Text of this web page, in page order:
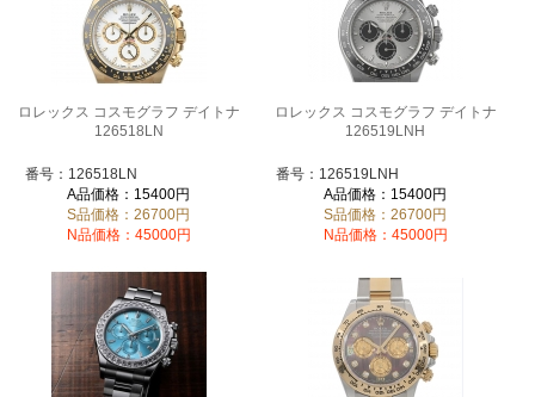
ロレックス コスモグラフ デイトナ
126518LN
番号：126518LN
A品価格：15400円
S品価格：26700円
N品価格：45000円
ロレックス コスモグラフ デイトナ
126519LNH
番号：126519LNH
A品価格：15400円
S品価格：26700円
N品価格：45000円